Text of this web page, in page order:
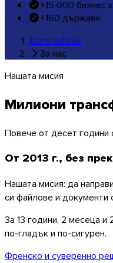
Музика и студиа
Брандирани
+15 000 бизнес
+160 държави
TransferNow
За нас
Нашата мисия
Милиони
Повече от десет години
От 2013 г., без
Нашата мисия: да
си файлове и документи
За 13 години, 2 месеца и
по-гладък и по-сигурен.
Френско и суверенно